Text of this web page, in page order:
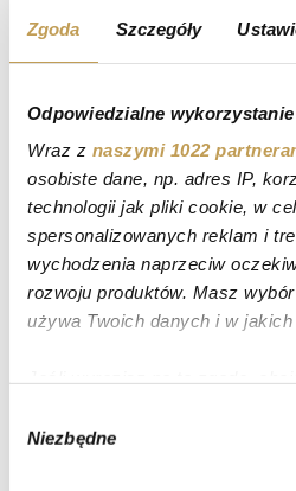
Zgoda Szczegóły
Odpowiedzialne
Wraz z naszymi 1022
osobiste dane, np. adres IP,
technologii jak pliki cookie, w
spersonalizowanych reklam i
wychodzenia naprzeciw
rozwoju produktów. Masz
używa Twoich danych i w
geograficznej z
zgody
Niezbędne
Torty